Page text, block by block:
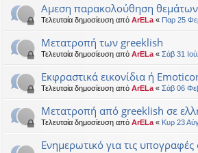
Αμεση παρακολούθηση θεμάτων
Τελευταία δημοσίευση από ArELa « Παρ 25
Μετατροπή των greeklish
Τελευταία δημοσίευση από ArELa « Σάβ 31
Εκφραστικά εικονίδια ή
Τελευταία δημοσίευση από ArELa « Σάβ 06
Μετατροπή από greeklish σε
Τελευταία δημοσίευση από ArELa « Κυρ 23
Ενημερωτικό για τις υπογραφές